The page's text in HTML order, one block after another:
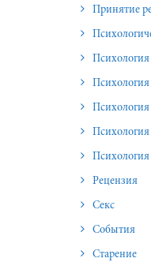
Принятие
Психологические
Психология
Рецензия
Секс
События
Старение